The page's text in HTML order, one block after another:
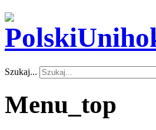
Szukaj...
Menu_top